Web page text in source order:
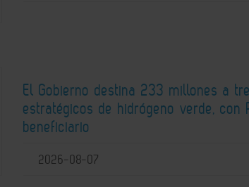
El Gobierno destina 233 millones a
estratégicos de hidrógeno verde, con
beneficiario
2026-08-07